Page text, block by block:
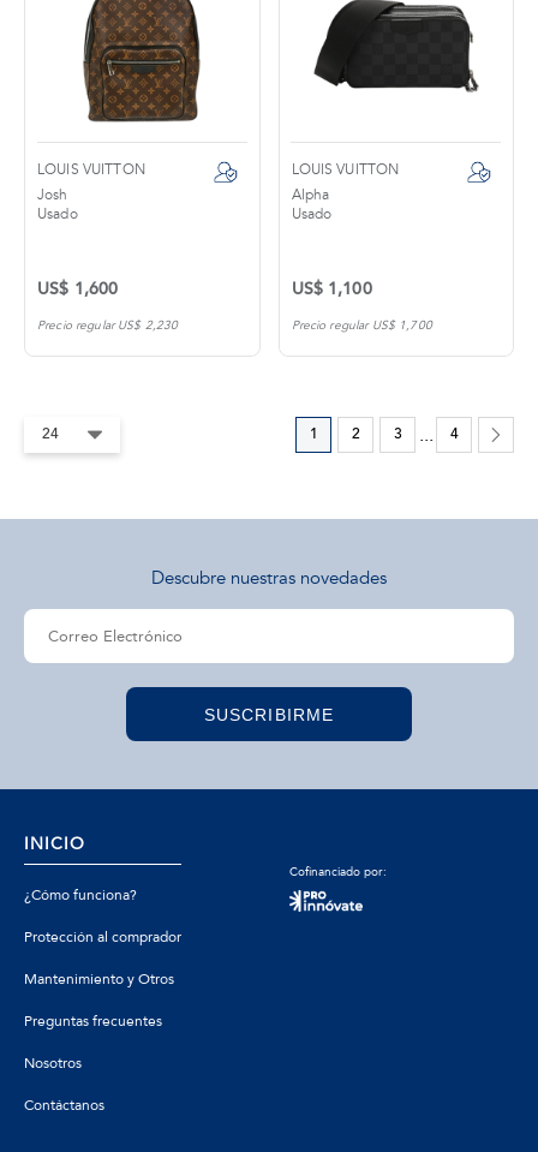
LOUIS VUITTON
Josh
Usado
US$ 1,600
Precio regular US$ 2,230
LOUIS VUITTON
Alpha
Usado
US$ 1,100
Precio regular US$ 1,700
1 2 3 ... 4
Descubre nuestras novedades
SUSCRIBIRME
INICIO
¿Cómo funciona?
Protección al comprador
Mantenimiento y Otros
Preguntas frecuentes
Nosotros
Contáctanos
Cofinanciado por: